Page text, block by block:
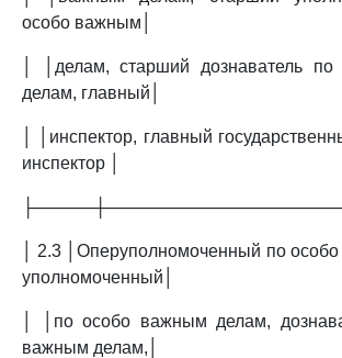
особо важным│
│ │делам, старший дознаватель
делам, главный│
│ │инспектор, главный
инспектор │
│ 2.3 │Оперуполномоченный по
уполномоченный│
│ │по особо важным делам,
важным делам,│